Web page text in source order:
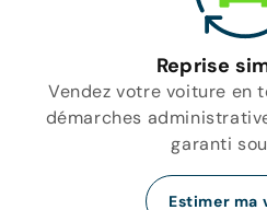
Reprise
Vendez votre voiture en
démarches
garanti
Estimer ma